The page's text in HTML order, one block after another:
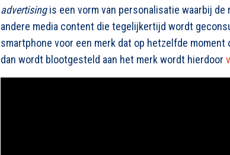
advertisingis een vorm van personalisatie waarbij
andere media content die tegelijkertijd wordt
smartphone voor een merk dat op hetzelfde
dan wordt blootgesteld aan het merk wordt hierdoor